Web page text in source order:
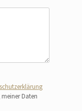
Daten